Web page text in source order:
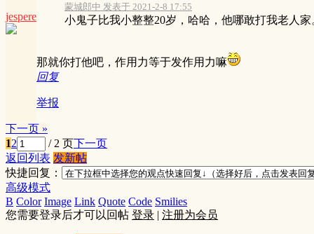
jespere
蒙城郎中 发表于 2021-2-8 17:55
小鬼子比我小整整20岁，哈哈，他哪敢打我老人家
那就你打他吧，作用力等于发作用力嘛
回复
举报
下一页 »
12 / 2 页下一页
返回列表 发新帖
快捷回复：
高级模式
B Color Image Link Quote Code Smilies
您需要登录后才可以回帖 登录 | 注册为会员